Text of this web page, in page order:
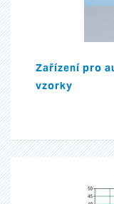
Zařízení pro
vzorky